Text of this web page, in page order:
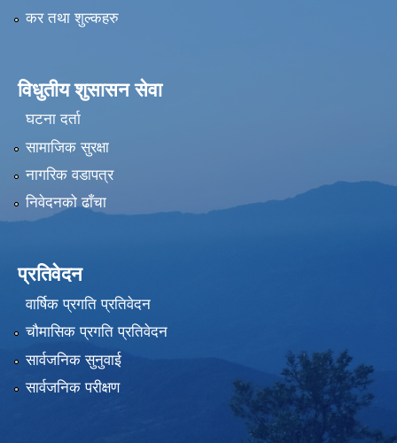
कर तथा शुल्कहरु
विधुतीय शुसासन सेवा
घटना दर्ता
सामाजिक सुरक्षा
नागरिक वडापत्र
निवेदनको ढाँचा
प्रतिवेदन
वार्षिक प्रगति प्रतिवेदन
चौमासिक प्रगति प्रतिवेदन
सार्वजनिक सुनुवाई
सार्वजनिक परीक्षण